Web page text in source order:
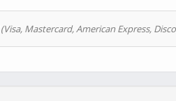
Mastercard, American Express,